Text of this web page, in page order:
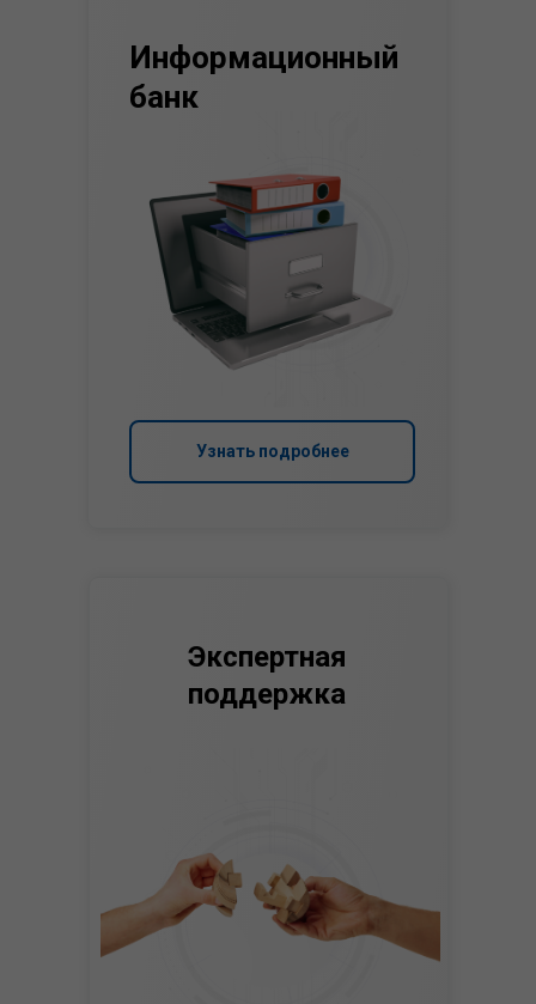
Узнать подробнее
Информационный
банк
Экспертная
поддержка